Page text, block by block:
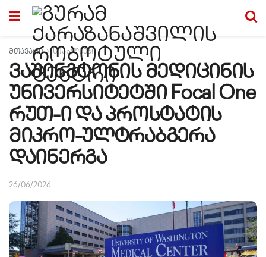
მთავარი სიახლეები
ვაშინგტონის მედიცინის
უნივერსიტეტში Focal One
რუთ-ი და პროსტატის
მიკრო-ულტრაბგერა
დაინერგა
26/06/2026